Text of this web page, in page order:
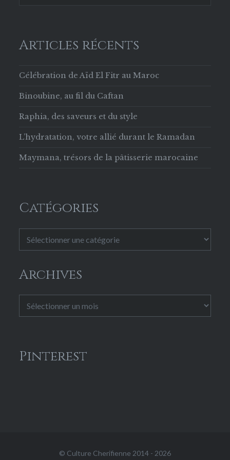
Articles récents
Célébration de Aïd El Fitr au Maroc
Binoubine, au fil du Caftan
Raphia, des saveurs et du style
L’hydratation, votre allié durant le Ramadan
Maymana, trésors de la pâtisserie marocaine
Catégories
Archives
Pinterest
© Culture Cherifienne 2014 - 2026